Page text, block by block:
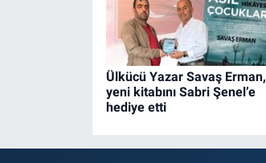
Ülkücü Yazar Savaş Erman,
yeni kitabını Sabri Şenel’e
hediye etti